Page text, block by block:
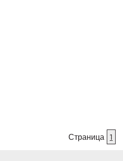
Страница 1